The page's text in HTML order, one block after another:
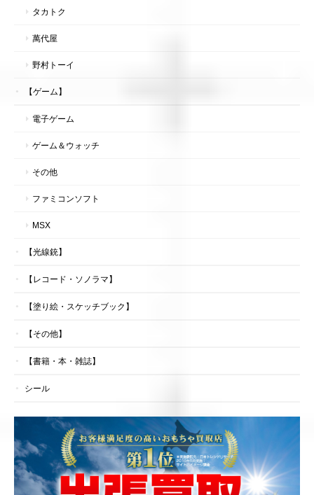
タカトク
萬代屋
野村トーイ
【ゲーム】
電子ゲーム
ゲーム＆ウォッチ
その他
ファミコンソフト
MSX
【光線銃】
【レコード・ソノラマ】
【塗り絵・スケッチブック】
【その他】
【書籍・本・雑誌】
シール